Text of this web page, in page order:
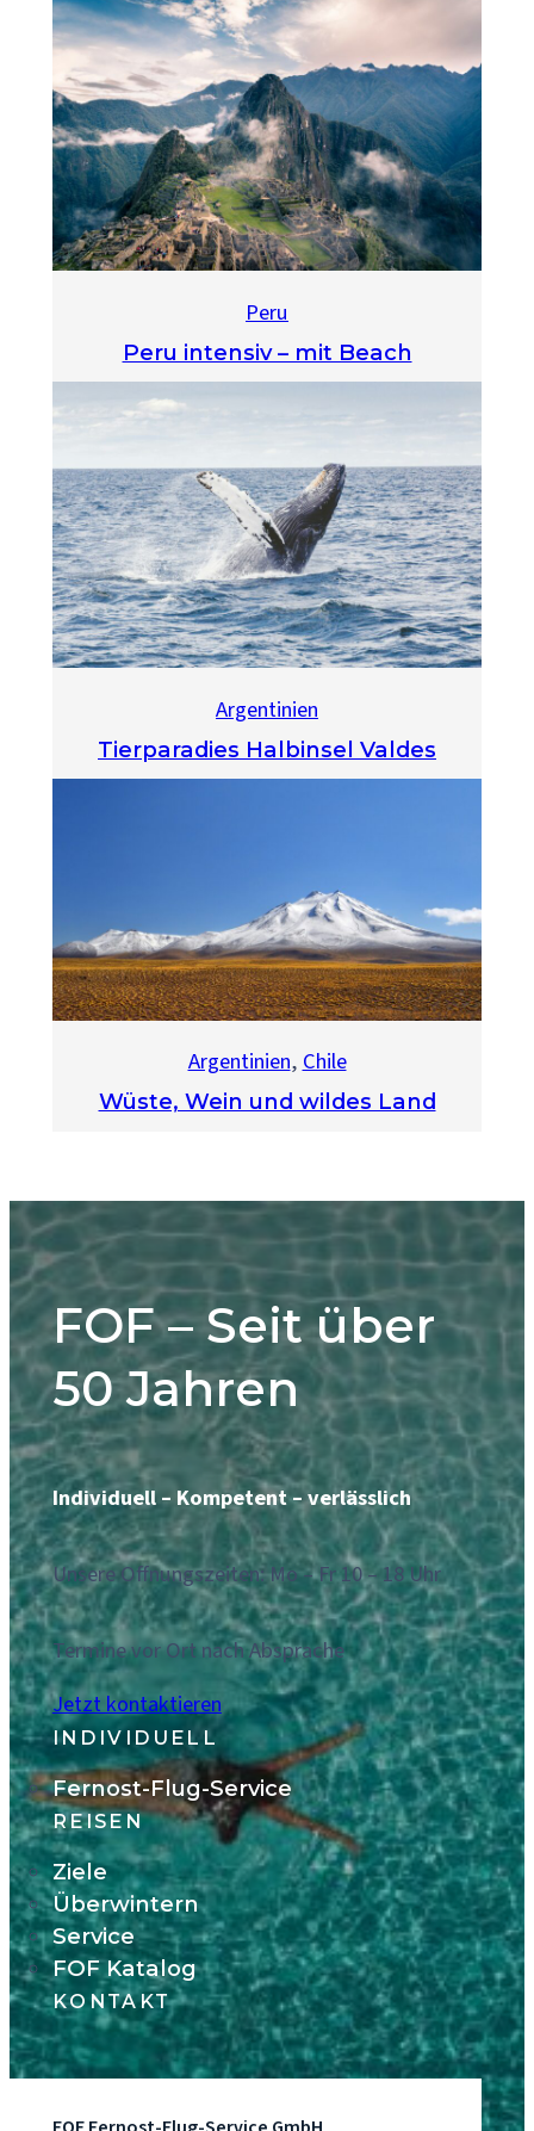
Peru
Peru intensiv – mit Beach
Argentinien
Tierparadies Halbinsel Valdes
Argentinien, Chile
Wüste, Wein und wildes Land
FOF – Seit über
50 Jahren
Individuell – Kompetent – verlässlich
Unsere Offnungszeiten: Mo – Fr 10 – 18 Uhr
Termine vor Ort nach Absprache
Jetzt kontaktieren
INDIVIDUELL
Fernost-Flug-Service
REISEN
Ziele
Überwintern
Service
FOF Katalog
KONTAKT